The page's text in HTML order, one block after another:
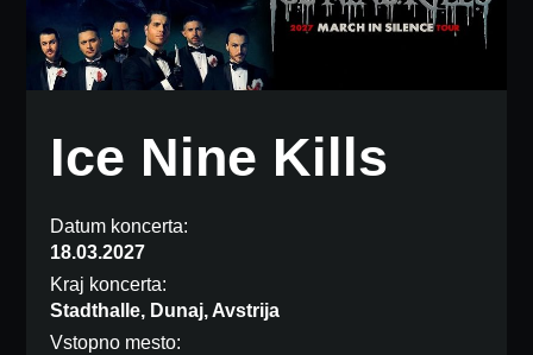
Ice Nine Kills
Datum koncerta:
18.03.2027
Kraj koncerta:
Stadthalle, Dunaj, Avstrija
Vstopno mesto: